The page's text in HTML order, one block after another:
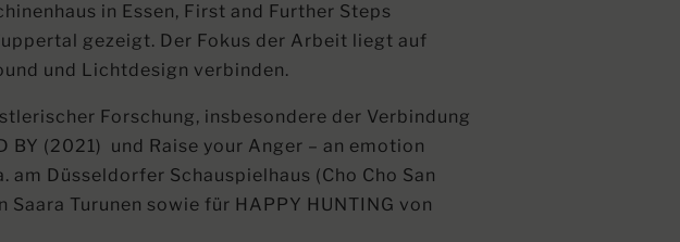
in Essen, First and Further Steps
gezeigt. Der Fokus der Arbeit liegt auf
und Lichtdesign verbinden.
Forschung, insbesondere der Verbindung
BY (2021) und Raise your Anger – an emotion
Düsseldorfer Schauspielhaus (Cho Cho San
Turunen sowie für HAPPY HUNTING von